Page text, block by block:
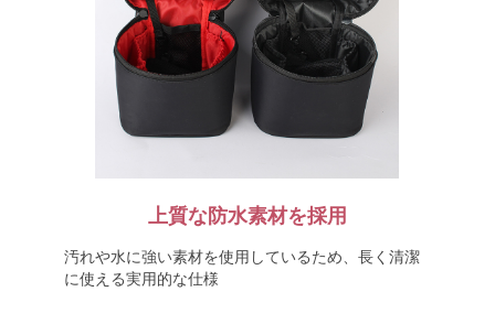
上質な防水素材を採用
汚れや水に強い素材を使用しているため、長く清潔
に使える実用的な仕様